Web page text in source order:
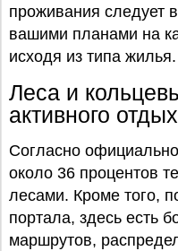
проживания следует
вашими планами на
исходя из типа жилья.
Леса и
активного
Согласно
около 36 процентов
лесами. Кроме того,
портала, здесь есть
маршрутов,